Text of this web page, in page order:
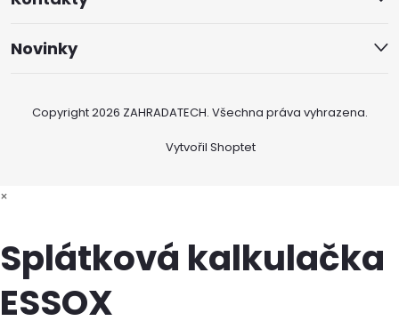
Novinky
Vytvořil Shoptet
Copyright 2026 ZAHRADATECH. Všechna práva vyhrazena.
×
Splátková kalkulačka
ESSOX